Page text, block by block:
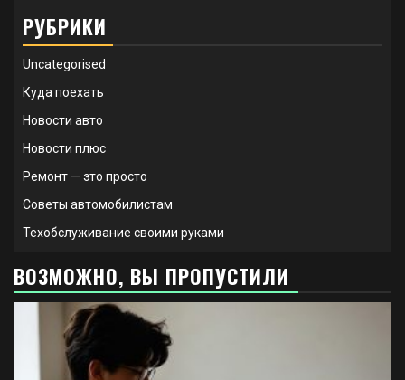
РУБРИКИ
Uncategorised
Куда поехать
Новости авто
Новости плюс
Ремонт — это просто
Советы автомобилистам
Техобслуживание своими руками
ВОЗМОЖНО, ВЫ ПРОПУСТИЛИ